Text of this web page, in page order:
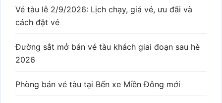
Vé tàu lễ 2/9/2026: Lịch chạy, giá vé, ưu đãi và
cách đặt vé
Đường sắt mở bán vé tàu khách giai đoạn sau hè
2026
Phòng bán vé tàu tại Bến xe Miền Đông mới